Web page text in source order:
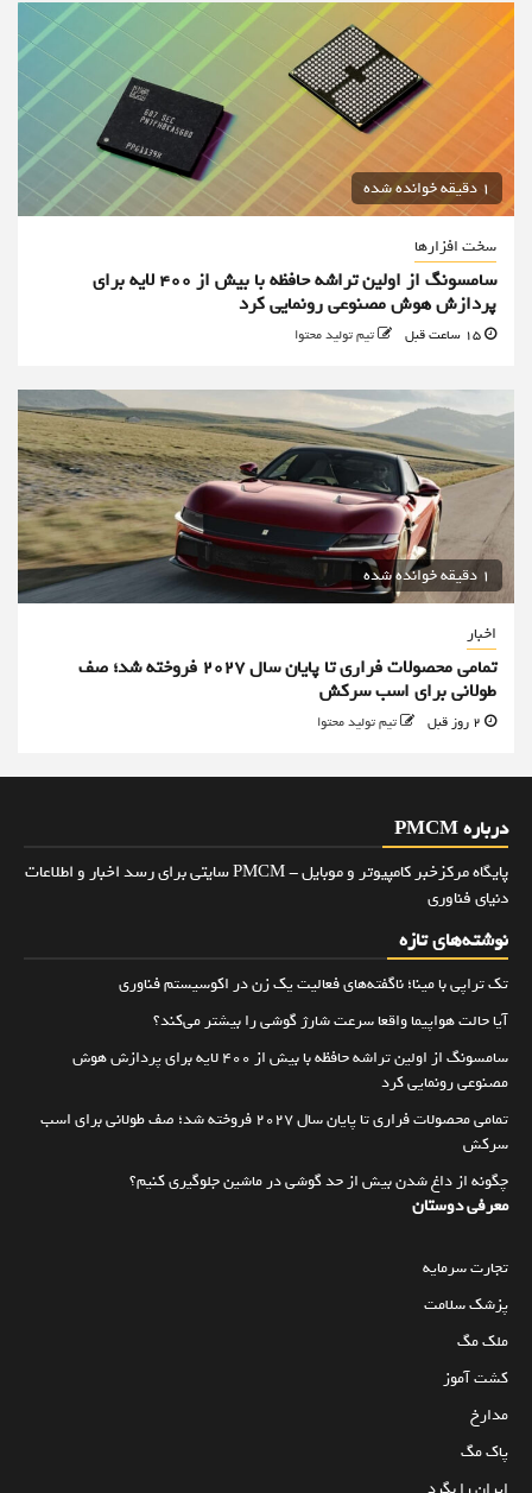
1 دقیقه خوانده شده
سخت افزارها
سامسونگ از اولین تراشه حافظه با بیش از ۴۰۰ لایه برای
پردازش هوش مصنوعی رونمایی کرد
تیم تولید محتوا
1 دقیقه خوانده شده
اخبار
تمامی محصولات فراری تا پایان سال ۲۰۲۷ فروخته شد؛ صف
طولانی برای اسب سرکش
تیم تولید محتوا
درباره PMCM
پایگاه مرکزخبر کامپیوتر و موبایل - PMCM سایتی برای رسد اخبار و اطلاعات
دنیای فناوری
نوشته‌های تازه
تک تراپی با مینا؛ ناگفته‌های فعالیت یک زن در اکوسیستم فناوری
آیا حالت هواپیما واقعا سرعت شارژ گوشی را بیشتر می‌کند؟
سامسونگ از اولین تراشه حافظه با بیش از ۴۰۰ لایه برای پردازش هوش
مصنوعی رونمایی کرد
تمامی محصولات فراری تا پایان سال ۲۰۲۷ فروخته شد؛ صف طولانی برای اسب
سرکش
چگونه از داغ شدن بیش از حد گوشی در ماشین جلوگیری کنیم؟
معرفی دوستان
تجارت سرمایه
پزشک سلامت
ملک مگ
کشت آموز
مدارخ
پاک مگ